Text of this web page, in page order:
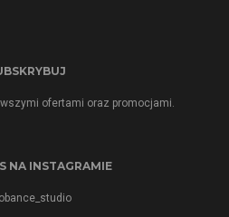
ofertami oraz promocjami.
NA INSTAGRAMIE